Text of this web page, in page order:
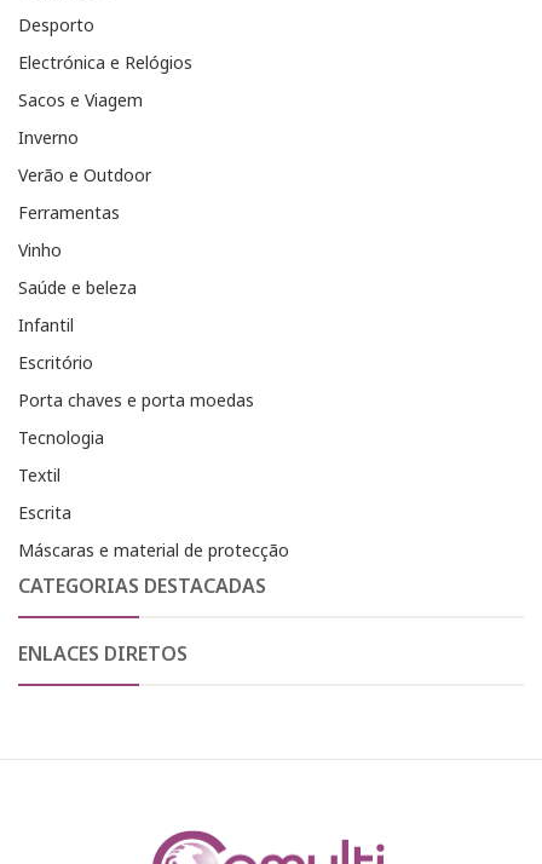
Desporto
Electrónica e Relógios
Sacos e Viagem
Inverno
Verão e Outdoor
Ferramentas
Vinho
Saúde e beleza
Infantil
Escritório
Porta chaves e porta moedas
Tecnologia
Textil
Escrita
Máscaras e material de protecção
CATEGORIAS DESTACADAS
ENLACES DIRETOS